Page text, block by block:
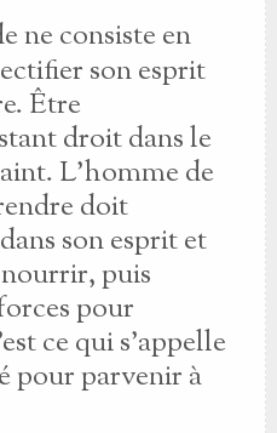
ne consiste en
son esprit
Être
droit dans le
L'homme de
doit
son esprit et
puis
pour
ce qui s'appelle
pour parvenir à